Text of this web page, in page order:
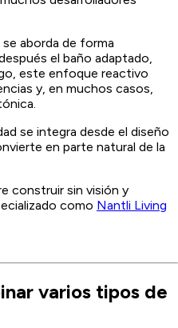
aborda de forma
el baño adaptado,
este enfoque reactivo
y, en muchos casos,
se integra desde el diseño
en parte natural de la
construir sin visión y
como Nantli Living
varios tipos de